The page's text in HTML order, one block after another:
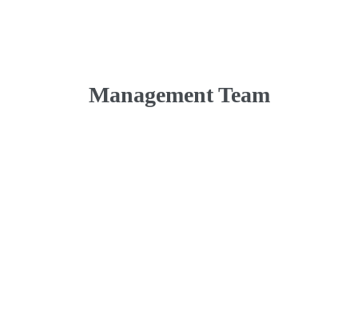
Management Team